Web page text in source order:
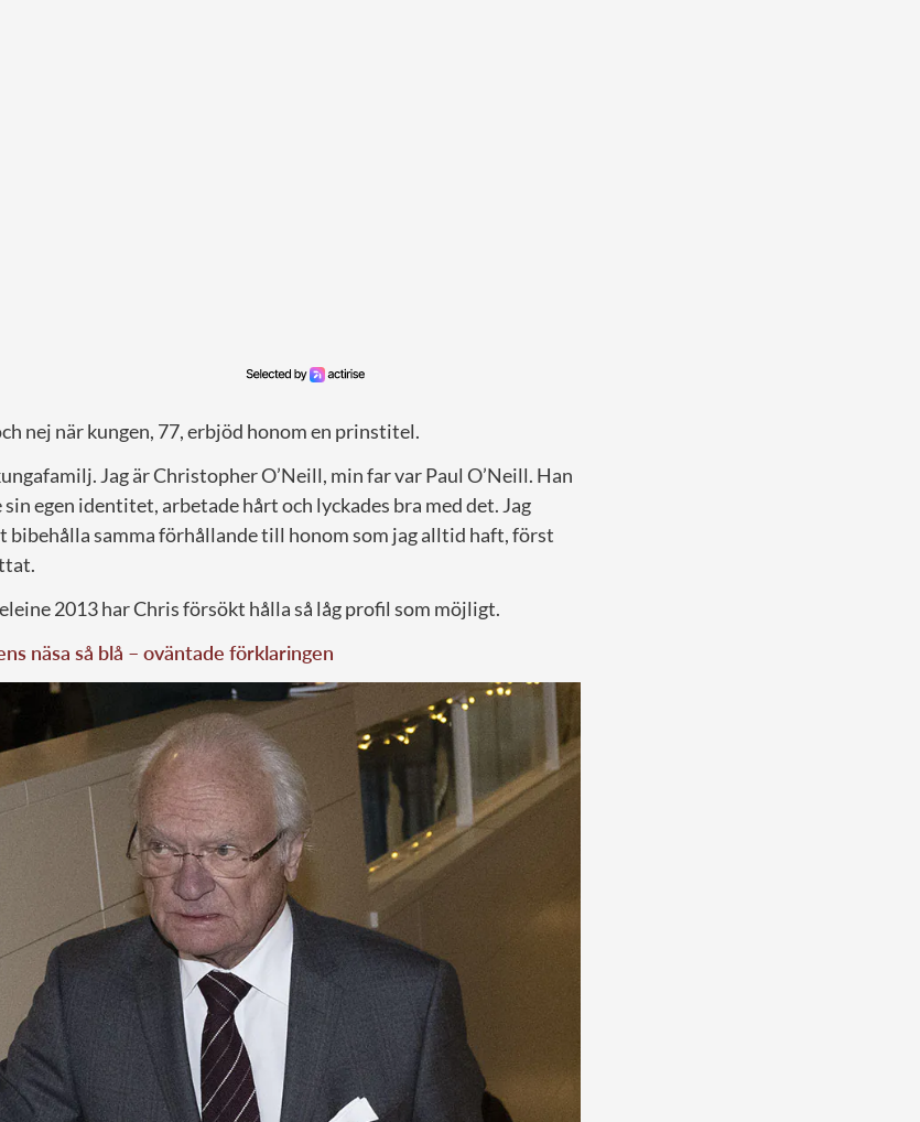
nej när kungen, 77, erbjöd honom en prinstitel.
Jag är Christopher O’Neill, min far var Paul O’Neill. Han
egen identitet, arbetade hårt och lyckades bra med det. Jag
bibehålla samma förhållande till honom som jag alltid haft, först
2013 har Chris försökt hålla så låg profil som möjligt.
näsa så blå – oväntade förklaringen